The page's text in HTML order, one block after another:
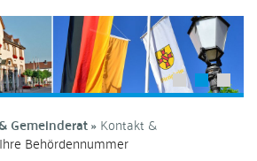
Gemeinderat Kontakt &
Behördennummer